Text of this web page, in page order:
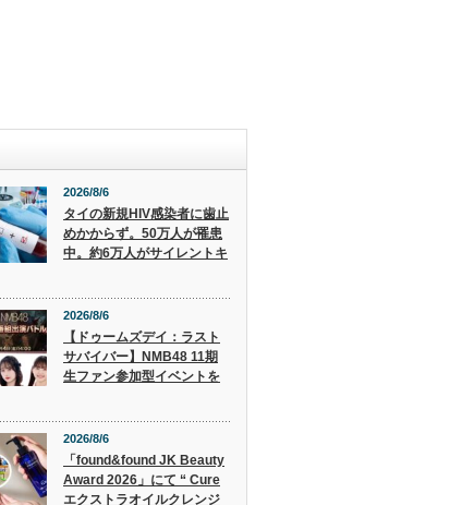
2026/8/6
タイの新規HIV感染者に歯止
めかからず。50万人が罹患
中。約6万人がサイレントキ
2026/8/6
【ドゥームズデイ：ラスト
サバイバー】NMB48 11期
生ファン参加型イベントを
2026/8/6
「found&found JK Beauty
Award 2026」にて “ Cure
エクストラオイルクレンジ